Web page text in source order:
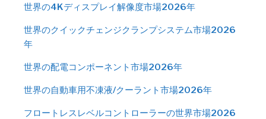
世界の4Kディスプレイ解像度市場2026年
世界のクイックチェンジクランプシステム市場2026
年
世界の配電コンポーネント市場2026年
世界の自動車用不凍液/クーラント市場2026年
フロートレスレベルコントローラーの世界市場2026